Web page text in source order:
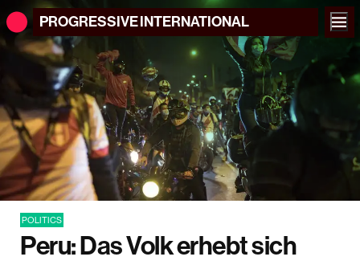
PROGRESSIVEINTERNATIONAL
POLITICS
Peru: Das Volk erhebt sich